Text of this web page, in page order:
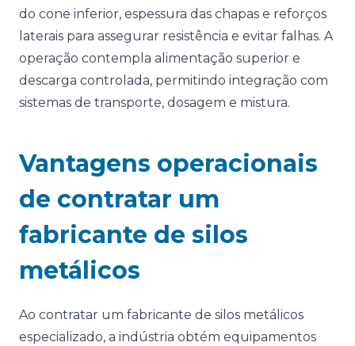
do cone inferior, espessura das chapas e reforços
laterais para assegurar resistência e evitar falhas. A
operação contempla alimentação superior e
descarga controlada, permitindo integração com
sistemas de transporte, dosagem e mistura.
Vantagens operacionais
de contratar um
fabricante de silos
metálicos
Ao contratar um fabricante de silos metálicos
especializado, a indústria obtém equipamentos